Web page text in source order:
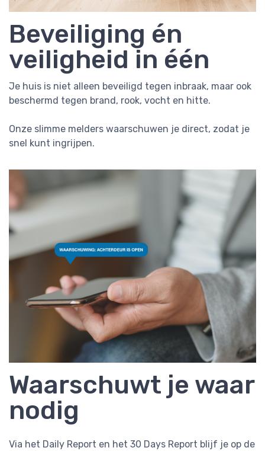
Beveiliging én
veiligheid in één
Je huis is niet alleen beveiligd tegen inbraak, maar ook
beschermd tegen brand, rook, vocht en hitte.
Onze slimme melders waarschuwen je direct, zodat je
snel kunt ingrijpen.
Waarschuwt je waar
nodig
Via het Daily Report en het 30 Days Report blijf je op de